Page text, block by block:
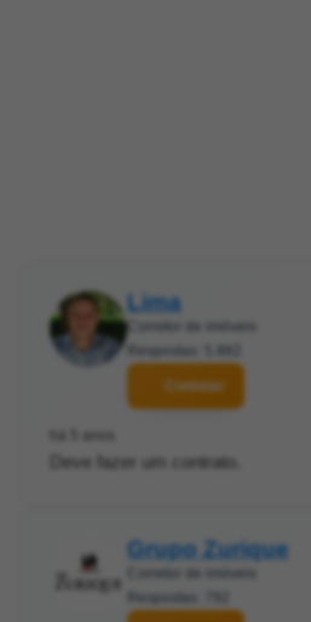
Lima
Corretor de imóveis
Respostas: 5.882
Contatar
há 5 anos
Deve fazer um contrato.
Grupo Zurique
Corretor de imóveis
Respostas: 792